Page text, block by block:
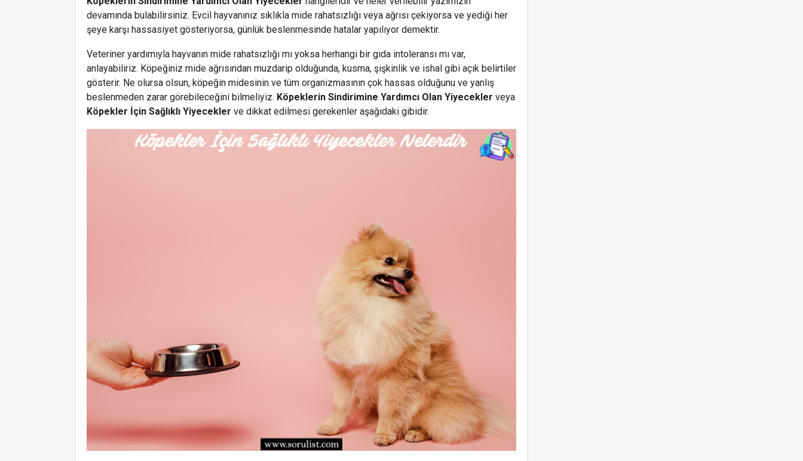
devamında bulabilirsiniz. Evcil hayvanınız sıklıkla mide rahatsızlığı veya ağrısı çekiyorsa ve yediği her
şeye karşı hassasiyet gösteriyorsa, günlük beslenmesinde hatalar yapılıyor demektir.
Veteriner yardımıyla hayvanın mide rahatsızlığı mı yoksa herhangi bir gıda intoleransı mı var,
anlayabiliriz. Köpeğiniz mide ağrısından muzdarip olduğunda, kusma, şişkinlik ve ishal gibi açık belirtiler
gösterir. Ne olursa olsun, köpeğin midesinin ve tüm organizmasının çok hassas olduğunu ve yanlış
beslenmeden zarar görebileceğini bilmeliyiz. Köpeklerin Sindirimine Yardımcı Olan Yiyecekler veya
Köpekler İçin Sağlıklı Yiyecekler ve dikkat edilmesi gerekenler aşağıdaki gibidir.